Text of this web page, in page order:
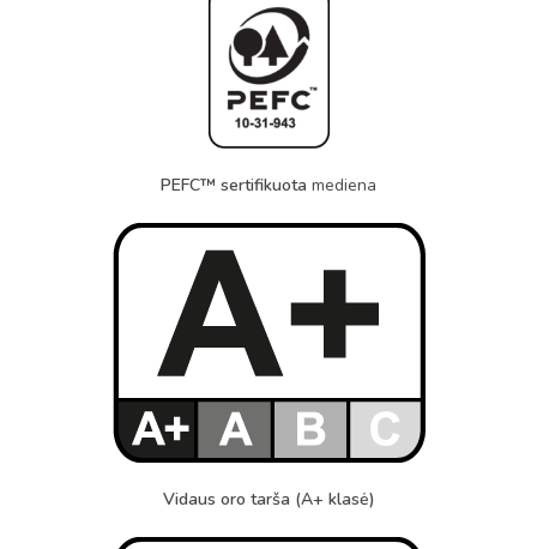
PEFC™ sertifikuota mediena
Vidaus oro tarša (A+ klasė)